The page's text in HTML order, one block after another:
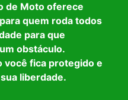
de Moto oferece
quem roda todos
para que
obstáculo.
você fica protegido e
liberdade.